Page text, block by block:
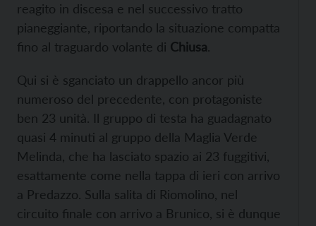
reagito in discesa e nel successivo tratto
pianeggiante, riportando la situazione compatta
fino al traguardo volante di Chiusa.
Qui si è sganciato un drappello ancor più
numeroso del precedente, con protagoniste
ben 23 unità. Il gruppo di testa ha guadagnato
quasi 4 minuti al gruppo della Maglia Verde
Melinda, che ha lasciato spazio ai 23 fuggitivi,
esattamente come nella tappa di ieri con arrivo
a Predazzo. Sulla salita di Riomolino, nel
circuito finale con arrivo a Brunico, si è dunque